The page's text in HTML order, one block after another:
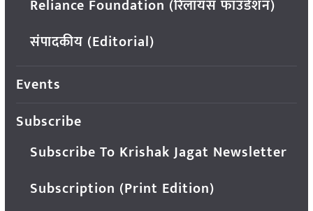
Reliance Foundation (रिलायंस फाउंडेशन)
संपादकीय (Editorial)
Events
Subscribe
Subscribe To Krishak Jagat Newsletter
Subscription (Print Edition)